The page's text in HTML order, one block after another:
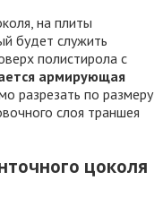
на плиты
будет служить
полистирола с
армирующая
разрезать по размеру
слоя траншея
цоколя